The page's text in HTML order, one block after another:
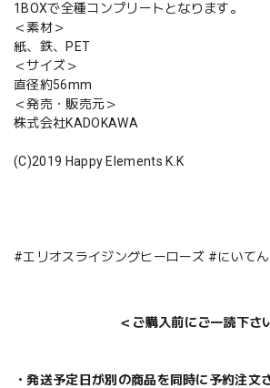
1BOXで全種コンプリートとなります。
＜素材＞
紙、鉄、PET
＜サイズ＞
直径約56mm
＜発売・販売元＞
株式会社KADOKAWA
(C)2019 Happy Elements K.K
#エリオスライジングヒーローズ #にいて
＜ご購入前にご一読下さ
・発送予定日が別の商品を同時に予約注文